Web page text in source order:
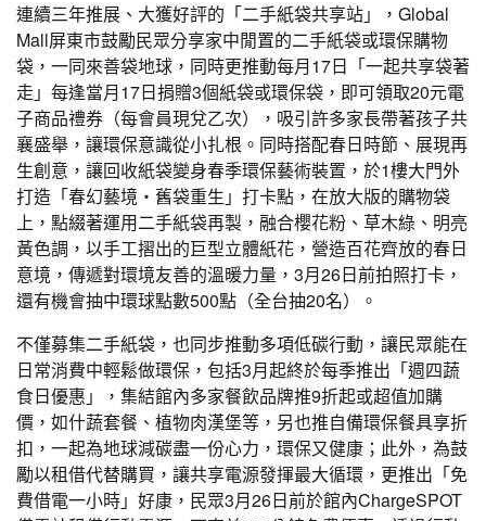
連續三年推展、大獲好評的「二手紙袋共享站」，Global
Mall屏東市鼓勵民眾分享家中閒置的二手紙袋或環保購物
袋，一同來善袋地球，同時更推動每月17日「一起共享袋著
走」每逢當月17日捐贈3個紙袋或環保袋，即可領取20元電
子商品禮券（每會員現兌乙次），吸引許多家長帶著孩子共
襄盛舉，讓環保意識從小扎根。同時搭配春日時節、展現再
生創意，讓回收紙袋變身春季環保藝術裝置，於1樓大門外
打造「春幻藝境・舊袋重生」打卡點，在放大版的購物袋
上，點綴著運用二手紙袋再製，融合櫻花粉、草木綠、明亮
黃色調，以手工摺出的巨型立體紙花，營造百花齊放的春日
意境，傳遞對環境友善的溫暖力量，3月26日前拍照打卡，
還有機會抽中環球點數500點（全台抽20名）。
不僅募集二手紙袋，也同步推動多項低碳行動，讓民眾能在
日常消費中輕鬆做環保，包括3月起終於每季推出「週四蔬
食日優惠」，集結館內多家餐飲品牌推9折起或超值加購
價，如什蔬套餐、植物肉漢堡等，另也推自備環保餐具享折
扣，一起為地球減碳盡一份心力，環保又健康；此外，為鼓
勵以租借代替購買，讓共享電源發揮最大循環，更推出「免
費借電一小時」好康，民眾3月26日前於館內ChargeSPOT